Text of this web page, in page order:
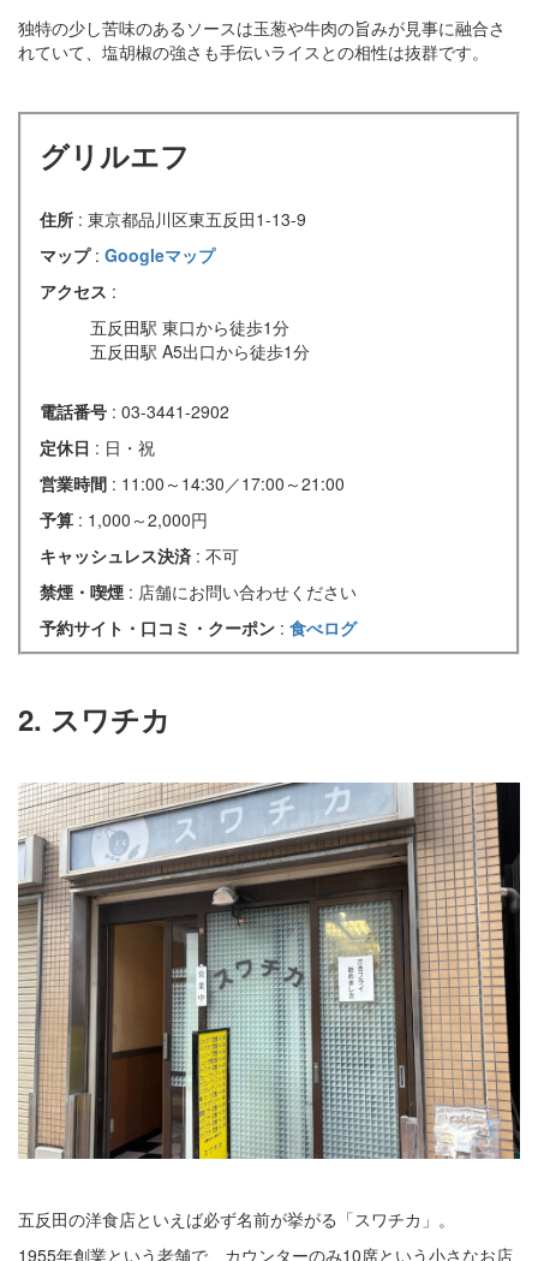
独特の少し苦味のあるソースは玉葱や牛肉の旨みが見事に融合さ
れていて、塩胡椒の強さも手伝いライスとの相性は抜群です。
グリルエフ
住所 : 東京都品川区東五反田1-13-9
マップ : Googleマップ
アクセス :
五反田駅 東口から徒歩1分
五反田駅 A5出口から徒歩1分
電話番号 : 03-3441-2902
定休日 : 日・祝
営業時間 : 11:00～14:30／17:00～21:00
予算 : 1,000～2,000円
キャッシュレス決済 : 不可
禁煙・喫煙 : 店舗にお問い合わせください
予約サイト・口コミ・クーポン : 食べログ
2. スワチカ
五反田の洋食店といえば必ず名前が挙がる「スワチカ」。
1955年創業という老舗で、カウンターのみ10席という小さなお店